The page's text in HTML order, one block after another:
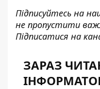
Підписуйтесь на
не пропустити
Підписатися на
ЗАРАЗ